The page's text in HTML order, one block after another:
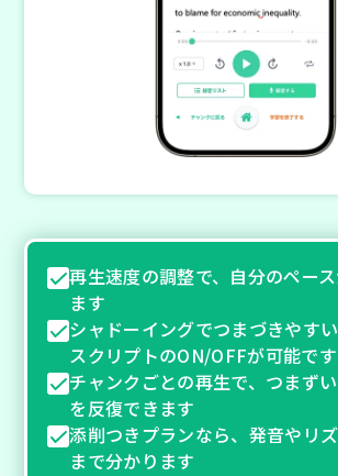
再生速度の調整で、自分のペー
ます
シャドーイングでつまづきやす
スクリプトのON/OFFが可能です
チャンクごとの再生で、つまず
を反復できます
添削つきプランなら、発音やリ
まで分かります